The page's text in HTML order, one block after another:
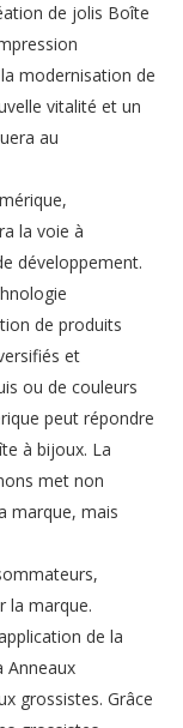
de jolis Boîte
modernisation de
vitalité et un
au
la voie à
développement.
de produits
et
ou de couleurs
peut répondre
à bijoux. La
met non
marque, mais
la marque.
de la
Anneaux
grossistes. Grâce